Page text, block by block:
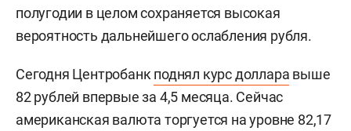
полугодии в целом сохраняется высокая
вероятность дальнейшего ослабления рубля.
Сегодня Центробанкподнял курс доллара выше
82 рублей впервые за 4,5 месяца. Сейчас
американская валюта торгуется на уровне 82,17